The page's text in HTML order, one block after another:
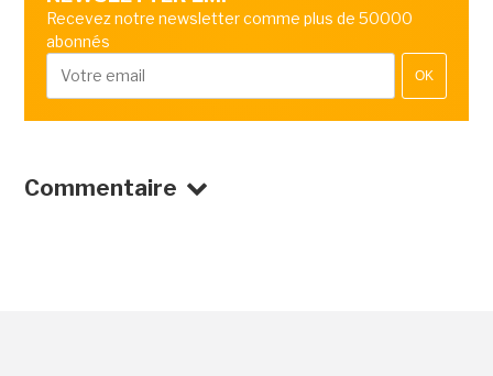
Recevez notre newsletter comme plus de 50000
abonnés
OK
Commentaire